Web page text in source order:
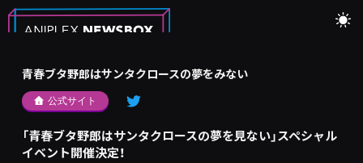
青春ブタ野郎はサンタクロースの夢をみない
公式サイト
「青春ブタ野郎はサンタクロースの夢を見ない」スペシャル
イベント開催決定！